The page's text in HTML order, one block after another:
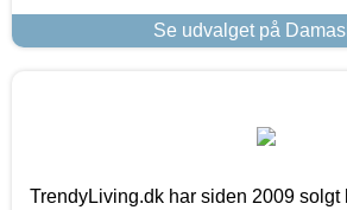
Se udvalget på
TrendyLiving.dk har siden 2009 solgt